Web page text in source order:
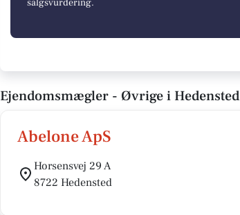
Ejendomsmægler - Øvrige i Hedensted
Abelone ApS
Horsensvej 29 A
8722 Hedensted